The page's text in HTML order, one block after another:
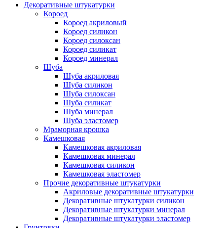
Декоративные штукатурки
Короед
Короед акриловый
Короед силикон
Короед силоксан
Короед силикат
Короед минерал
Шуба
Шуба акриловая
Шуба силикон
Шуба силоксан
Шуба силикат
Шуба минерал
Шуба эластомер
Мраморная крошка
Камешковая
Камешковая акриловая
Камешковая минерал
Камешковая силикон
Камешковая эластомер
Прочие декоративные штукатурки
Акриловые декоративные штукатурки
Декоративные штукатурки силикон
Декоративные штукатурки минерал
Декоративные штукатурки эластомер